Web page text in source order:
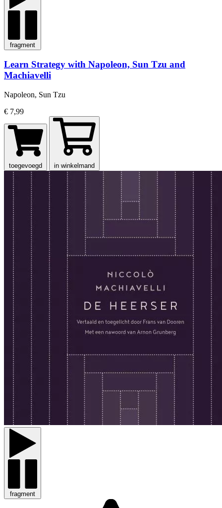
fragment
Learn Strategy with Napoleon, Sun Tzu and
Machiavelli
Napoleon, Sun Tzu
€ 7,99
toegevoegd in winkelmand
fragment